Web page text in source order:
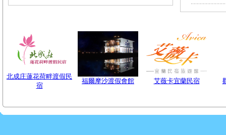
北成庄蓮花荷畔渡假民
宿
福爾摩沙渡假會館 艾薇卡宜蘭民宿